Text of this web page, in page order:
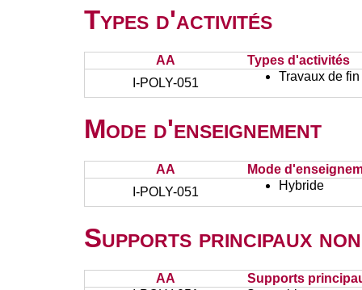
Types d'activités
AA
Types d'activités
I-POLY-051
Travaux de
Mode d'enseignement
AA
Mode
I-POLY-051
Hybride
Supports principaux
AA
Supports